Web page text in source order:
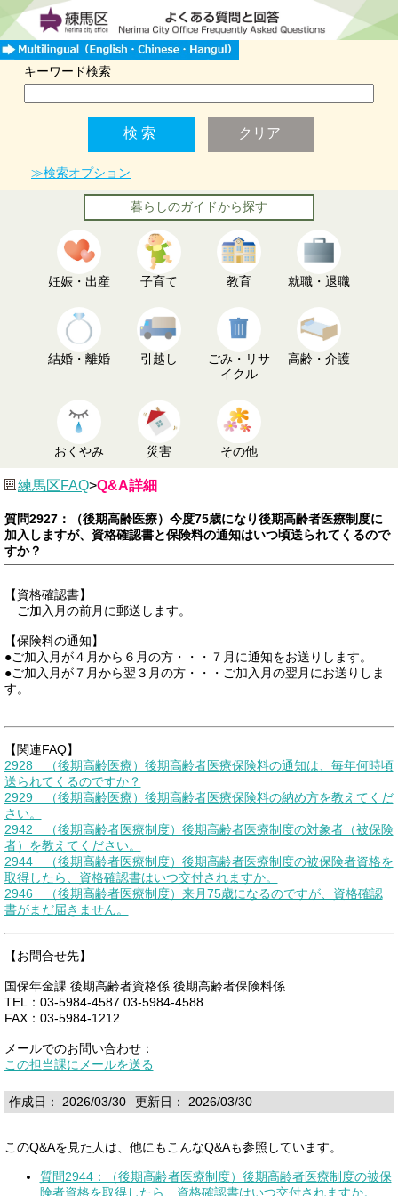
キーワード検索
≫検索オプション
暮らしのガイドから探す
妊娠・出産 子育て 教育 就職・退職
結婚・離婚 引越し
ごみ・リサ
イクル
高齢・介護
おくやみ 災害 その他
練馬区FAQ>Q&A詳細
質問2927：（後期高齢医療）今度75歳になり後期高齢者医療制度に
加入しますが、資格確認書と保険料の通知はいつ頃送られてくるので
すか？
【資格確認書】
ご加入月の前月に郵送します。
【保険料の通知】
●ご加入月が４月から６月の方・・・７月に通知をお送りします。
●ご加入月が７月から翌３月の方・・・ご加入月の翌月にお送りしま
す。
【関連FAQ】
2928 （後期高齢医療）後期高齢者医療保険料の通知は、毎年何時頃
送られてくるのですか？
2929 （後期高齢医療）後期高齢者医療保険料の納め方を教えてくだ
さい。
2942 （後期高齢者医療制度）後期高齢者医療制度の対象者（被保険
者）を教えてください。
2944 （後期高齢者医療制度）後期高齢者医療制度の被保険者資格を
取得したら、資格確認書はいつ交付されますか。
2946 （後期高齢者医療制度）来月75歳になるのですが、資格確認
書がまだ届きません。
【お問合せ先】
国保年金課 後期高齢者資格係 後期高齢者保険料係
TEL：03-5984-4587 03-5984-4588
FAX：03-5984-1212
メールでのお問い合わせ：
この担当課にメールを送る
作成日： 2026/03/30 更新日： 2026/03/30
このQ&Aを見た人は、他にもこんなQ&Aも参照しています。
質問2944：（後期高齢者医療制度）後期高齢者医療制度の被保
険者資格を取得したら、資格確認書はいつ交付されますか。